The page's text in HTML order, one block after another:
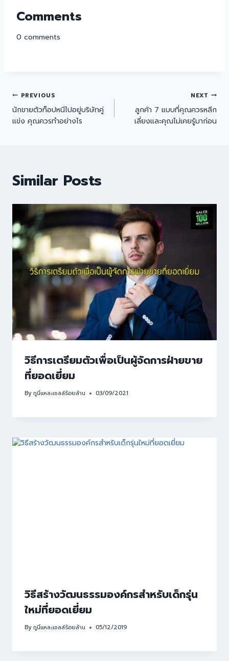
Comments
0 comments
PREVIOUS
นักขายตัวท็อปหนีไปอยู่บริษัทคู่
แข่ง คุณควรทำอย่างไร
NEXT
ลูกค้า 7 แบบที่คุณควรหลีก
เลี่ยงและคุณไม่เคยรู้มาก่อน
Similar Posts
วิธีการเตรียมตัวเพื่อเป็นผู้จัดการฝ่ายขาย
ที่ยอดเยี่ยม
Byกูนี่แหละเซลล์ร้อยล้าน 03/09/2021
วิธีสร้างวัฒนธรรมองค์กรสำหรับเด็กรุ่น
ใหม่ที่ยอดเยี่ยม
Byกูนี่แหละเซลล์ร้อยล้าน 05/12/2019